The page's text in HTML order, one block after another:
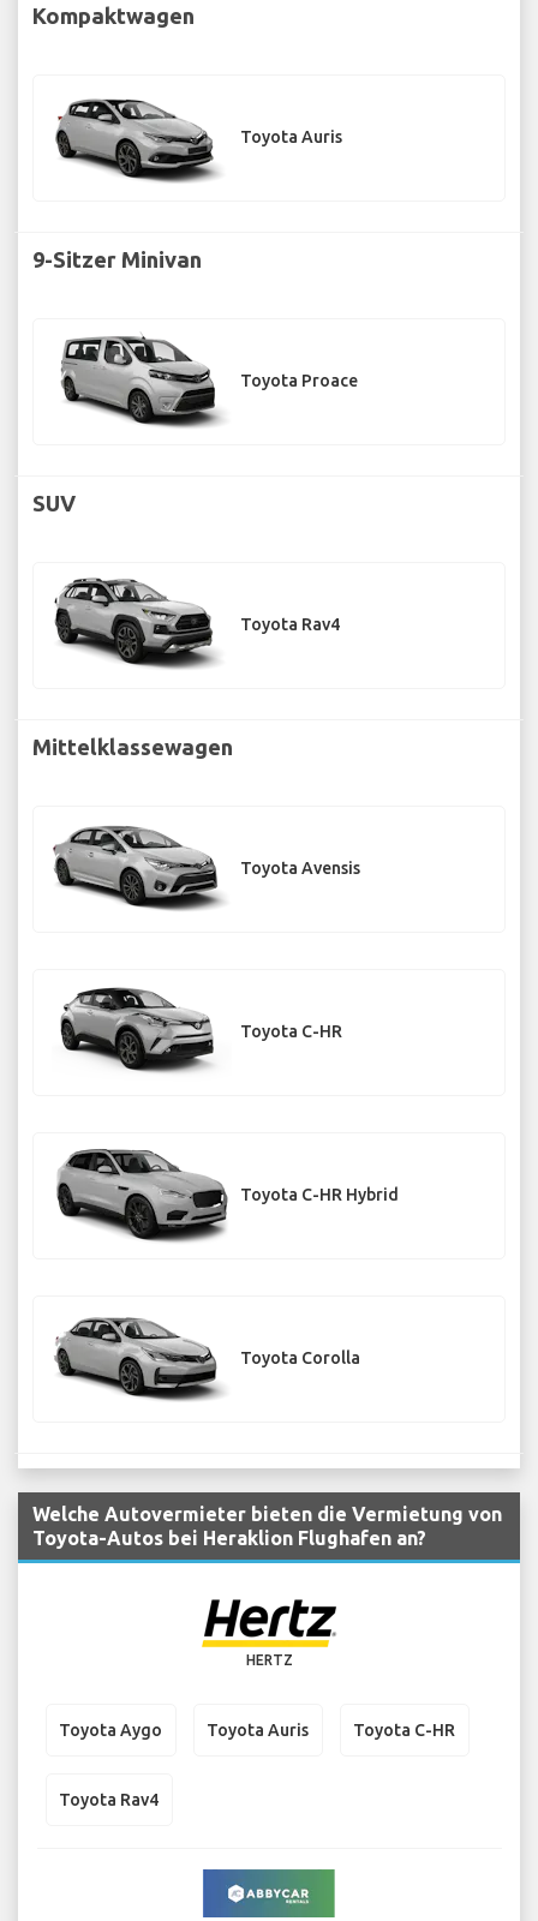
Kompaktwagen
Toyota Auris
9-Sitzer Minivan
Toyota Proace
SUV
Toyota Rav4
Mittelklassewagen
Toyota Avensis
Toyota C-HR
Toyota C-HR Hybrid
Toyota Corolla
Welche Autovermieter bieten die Vermietung von
Toyota-Autos bei Heraklion Flughafen an?
HERTZ
Toyota Aygo Toyota Auris Toyota C-HR
Toyota Rav4